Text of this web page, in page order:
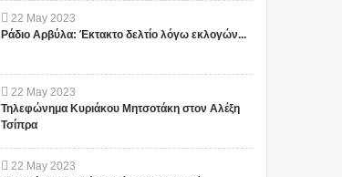
22 May 2023
Ράδιο Αρβύλα: Έκτακτο δελτίο λόγω εκλογών...
22 May 2023
Τηλεφώνημα Κυριάκου Μητσοτάκη στον Αλέξη
Τσίπρα
22 May 2023